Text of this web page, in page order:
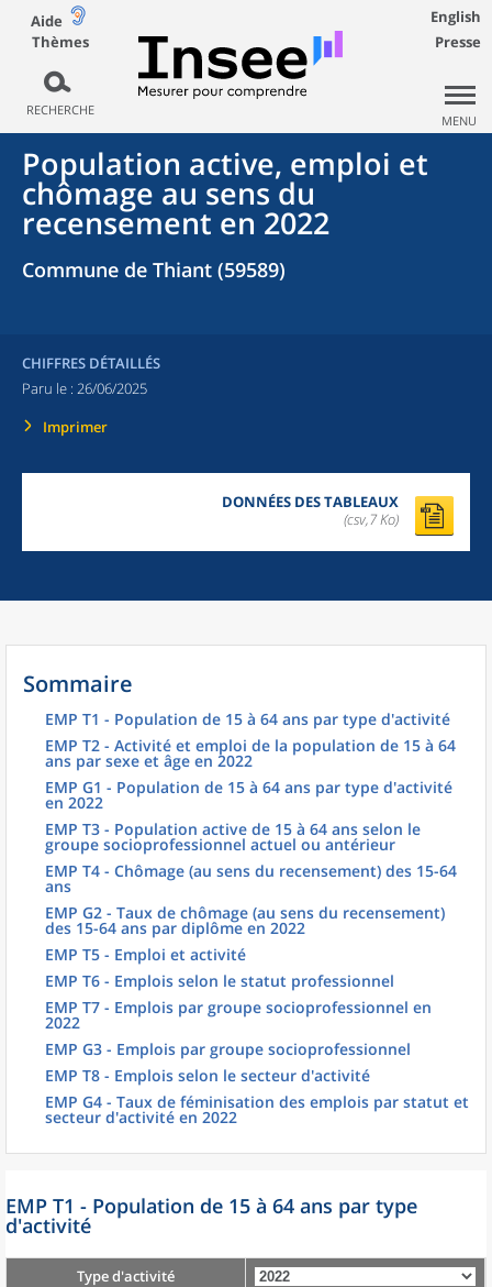
Aide
Thèmes
RECHERCHE
English
Presse
MENU
Population active, emploi et
chômage au sens du
recensement en 2022
Commune de Thiant (59589)
CHIFFRES DÉTAILLÉS
Paru le : 26/06/2025
Imprimer
DONNÉES DES TABLEAUX
(csv,7 Ko)
Sommaire
EMP T1 - Population de 15 à 64 ans par type d'activité
EMP T2 - Activité et emploi de la population de 15 à 64
ans par sexe et âge en 2022
EMP G1 - Population de 15 à 64 ans par type d'activité
en 2022
EMP T3 - Population active de 15 à 64 ans selon le
groupe socioprofessionnel actuel ou antérieur
EMP T4 - Chômage (au sens du recensement) des 15-64
ans
EMP G2 - Taux de chômage (au sens du recensement)
des 15-64 ans par diplôme en 2022
EMP T5 - Emploi et activité
EMP T6 - Emplois selon le statut professionnel
EMP T7 - Emplois par groupe socioprofessionnel en
2022
EMP G3 - Emplois par groupe socioprofessionnel
EMP T8 - Emplois selon le secteur d'activité
EMP G4 - Taux de féminisation des emplois par statut et
secteur d'activité en 2022
EMP T1 - Population de 15 à 64 ans par type
d'activité
Type d'activité